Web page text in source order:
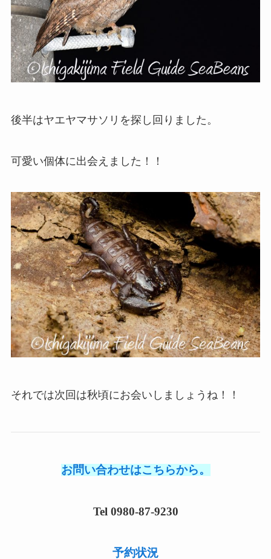
後半はヤエヤマサソリを探し回りました。
可愛い個体に出会えました！！
それでは次回は秋頃にお会いしましょうね！！
お問い合わせはこちらから。
Tel 0980-87-9230
予約状況